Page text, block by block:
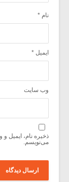
نام *
ایمیل *
وب‌ سایت
ذخیره نام، ایمیل
می‌نویسم.